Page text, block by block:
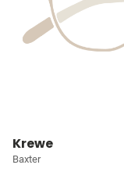
Krewe
Baxter